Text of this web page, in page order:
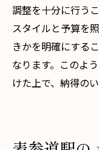
調整を十分に行う
スタイルと予算を
きかを明確にする
なります。このよ
けた上で、納得の